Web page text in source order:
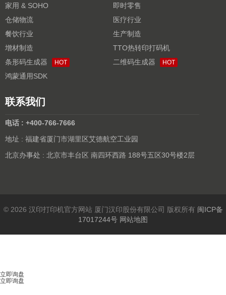
家用 & SOHO
即时零售
仓储物流
医疗行业
餐饮行业
生产制造
增材制造
TTO热转印打码机
条形码生成器
HOT 二维码生成器 HOT
鸿蒙通用SDK
联系我们
电话 : +400-766-7666
地址 : 福建省厦门市湖里区艾德航空工业园
北京办事处 : 北京市丰台区 南四环西路 188号五区30号楼2层
© 2026 汉印打印机官方网站 厦门汉印股份有限公司 版权所有 闽ICP备
17017244号 网站地图
立即询盘
立即询盘